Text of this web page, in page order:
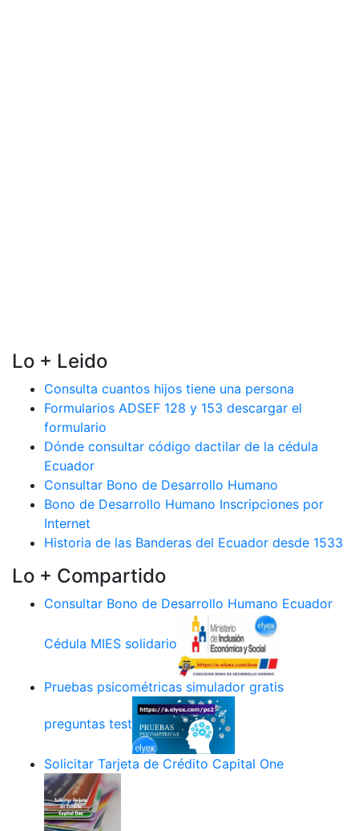
Lo + Leido
Consulta cuantos hijos tiene una persona
Formularios ADSEF 128 y 153 descargar el
formulario
Dónde consultar código dactilar de la cédula
Ecuador
Consultar Bono de Desarrollo Humano
Bono de Desarrollo Humano Inscripciones por
Internet
Historia de las Banderas del Ecuador desde 1533
Lo + Compartido
Consultar Bono de Desarrollo Humano Ecuador
Cédula MIES solidario
Pruebas psicométricas simulador gratis
preguntas test
Solicitar Tarjeta de Crédito Capital One